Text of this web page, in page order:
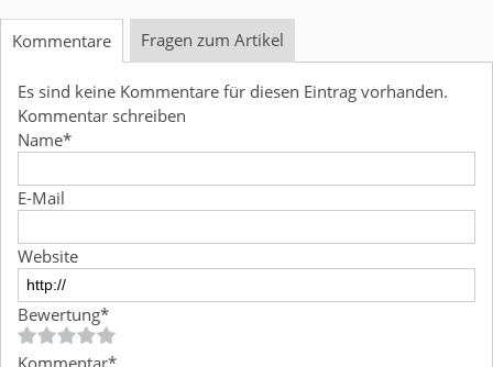
Kommentare Fragen zum Artikel
Es sind keine Kommentare für diesen Eintrag vorhanden.
Kommentar schreiben
Name*
E-Mail
Website
Bewertung*
Kommentar*